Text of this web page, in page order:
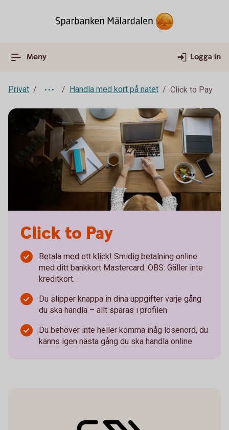
Meny Logga in
Privat Handla med kort på nätet Click to Pay
Click to Pay
Betala med ett klick! Smidig betalning online
med ditt bankkort Mastercard. OBS: Gäller inte
kreditkort.
Du slipper knappa in dina uppgifter varje gång
du ska handla – allt sparas i profilen
Du behöver inte heller komma ihåg lösenord, du
känns igen nästa gång du ska handla online